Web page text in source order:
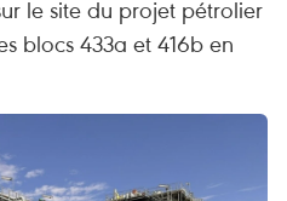
le site du projet pétrolier
blocs 433a et 416b en